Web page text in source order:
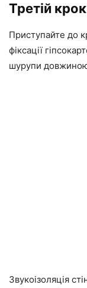
Третій крок
Приступайте до
фіксації
шурупи
Звукоізоляція